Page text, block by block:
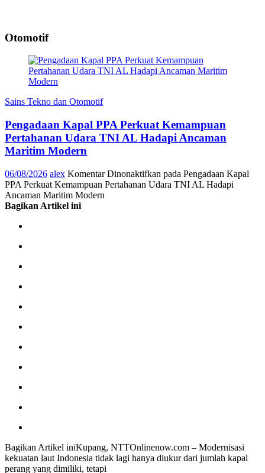
Otomotif
Sains Tekno dan Otomotif
Pengadaan Kapal PPA Perkuat Kemampuan
Pertahanan Udara TNI AL Hadapi Ancaman
Maritim Modern
06/08/2026 alex Komentar Dinonaktifkan pada Pengadaan Kapal
PPA Perkuat Kemampuan Pertahanan Udara TNI AL Hadapi
Ancaman Maritim Modern
Bagikan Artikel ini
Bagikan Artikel iniKupang, NTTOnlinenow.com – Modernisasi
kekuatan laut Indonesia tidak lagi hanya diukur dari jumlah kapal
perang yang dimiliki, tetapi